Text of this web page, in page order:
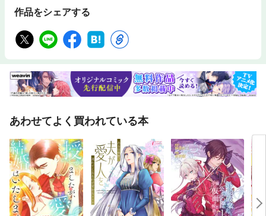
作品をシェアする
あわせてよく買われている本